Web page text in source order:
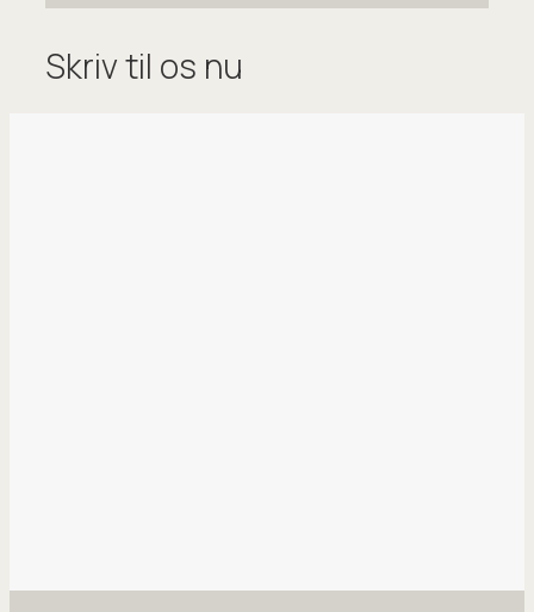
Skriv til os nu